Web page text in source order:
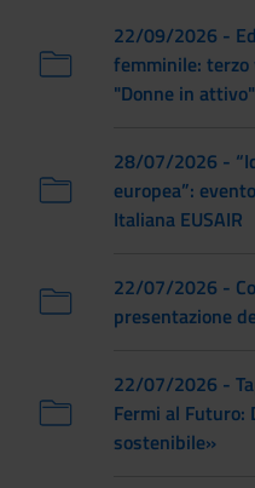
22/09/2026 -
femminile:
"Donne in attivo"
28/07/2026 -
europea”:
Italiana EUSAIR
22/07/2026 -
presentazione
22/07/2026 -
Fermi al Futuro:
sostenibile»